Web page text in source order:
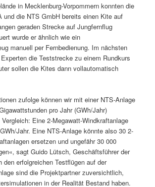
in Mecklenburg-Vorpommern konnten die
und die NTS GmbH bereits einen Kite auf
geraden Strecke auf Jungfernflug
wurde er ähnlich wie ein
manuell per Fernbedienung. Im nächsten
die Teststrecke zu einem Rundkurs
sollen die Kites dann vollautomatisch
zufolge können wir mit einer NTS-Anlage
pro Jahr (GWh/Jahr)
Eine 2-Megawatt-Windkraftanlage
Jahr. Eine NTS-Anlage könnte also 30 2-
ersetzen und ungefähr 30 000
sagt Guido Lütsch, Geschäftsführer der
den erfolgreichen Testflügen auf der
sind die Projektpartner zuversichtlich,
in der Realität Bestand haben.